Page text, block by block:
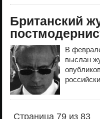
Британский
В
выслан
Страница 79 из 83